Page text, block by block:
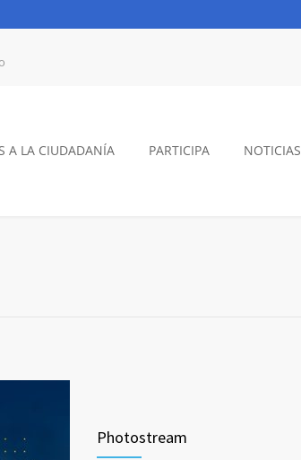
A LA CIUDADANÍA PARTICIPA NOTICIAS
Photostream